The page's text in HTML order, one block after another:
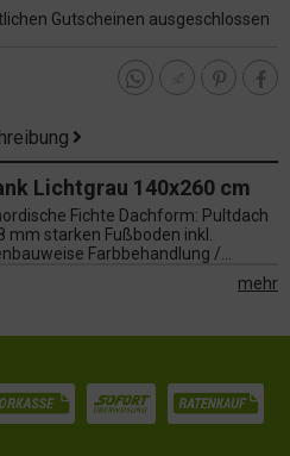
Gutscheinen ausgeschlossen
Lichtgrau 140x260 cm
Fichte Dachform: Pultdach
mm starken Fußboden inkl.
Farbbehandlung /...
mehr